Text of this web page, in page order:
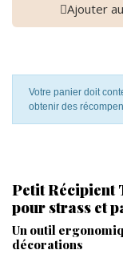
Ajouter
Votre panier doit
obtenir des
Petit Récipient
pour strass et
Un outil
décorations